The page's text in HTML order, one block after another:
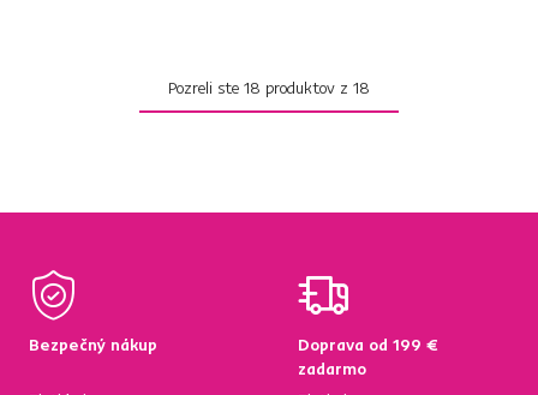
Pozreli ste 18 produktov z 18
Bezpečný nákup
Doprava od 199 €
zadarmo